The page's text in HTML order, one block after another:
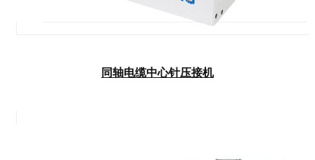
同轴电缆中心针压接机